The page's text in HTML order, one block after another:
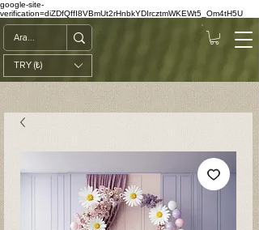
google-site-
verification=diZDfQffI8VBmUt2rHnbkYDIrcztmWKEWt5_Om4tH5U
TRY (₺)